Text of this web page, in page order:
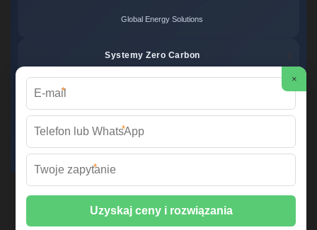
Global Energy Solutions
Systemy Zero Carbon
Zero Carbon Energy
Ekologiczne rozwiązania OZE
Wirtualna Elektrownia Polska ©
Mapa strony
📞 +48 22 378 45 12 | ✉️info@fabrykawspomnien.waw.pl
×
*
*
*